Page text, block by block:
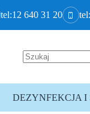
tel:12 640 31 20
DEZYNFEKCJA I